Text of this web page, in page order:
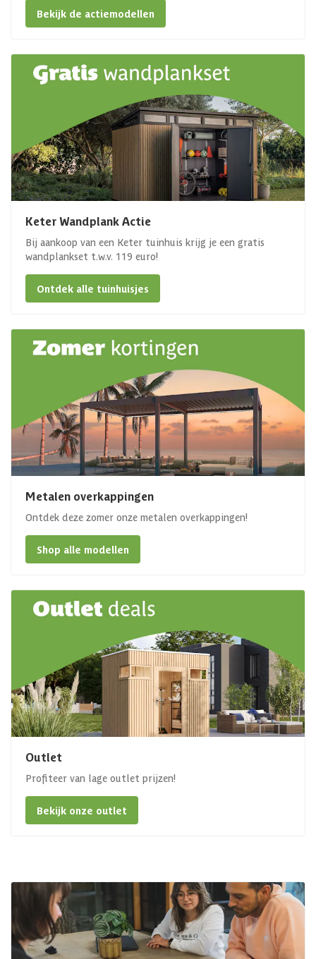
Bekijk de actiemodellen
Keter Wandplank Actie
Bij aankoop van een Keter tuinhuis krijg je een gratis
wandplankset t.w.v. 119 euro!
Ontdek alle tuinhuisjes
Metalen overkappingen
Ontdek deze zomer onze metalen overkappingen!
Shop alle modellen
Outlet
Profiteer van lage outlet prijzen!
Bekijk onze outlet